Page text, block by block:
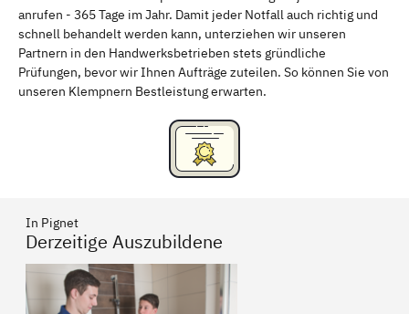
Freising Rudelsdorf, Mittelfranken
anrufen - 365 Tage im Jahr. Damit jeder Notfall auch richtig und
schnell behandelt werden kann, unterziehen wir unseren
Partnern in den Handwerksbetrieben stets gründliche
Prüfungen, bevor wir Ihnen Aufträge zuteilen. So können Sie von
unseren Klempnern Bestleistung erwarten.
In Pignet
Derzeitige Auszubildene